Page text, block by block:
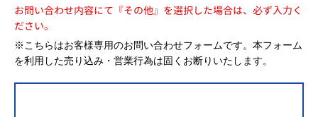
お問い合わせ内容にて『その他』を選択した場合は、必ず入力く
ださい。
※こちらはお客様専用のお問い合わせフォームです。本フォーム
を利用した売り込み・営業行為は固くお断りいたします。